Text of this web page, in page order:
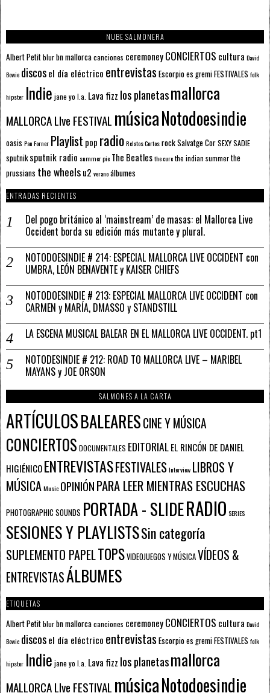
NUBE SALMONERA
Albert Petitblurbn mallorcacanciones ceremoneyCONCIERTOS cultura David
Bowie discosel día eléctrico entrevistas Escorpioes gremiFESTIVALES folk
hipster Indie jane yo l.a. Lava fizz los planetasmallorca
MALLORCA LIve FESTIVAL músicaNotodoesindie
oasis Pau Forner Playlist pop radioRelatos CortosrockSalvatge CorSEXY SADIE
sputnik sputnik radio summer pie The Beatlesthe curethe indian summerthe
prussians the wheelsu2 veranoálbumes
ENTRADAS RECIENTES
Del pogo británico al ‘mainstream’ de masas: el Mallorca Live
Occident borda su edición más mutante y plural.
NOTODOESINDIE # 214: ESPECIAL MALLORCA LIVE OCCIDENT con
UMBRA, LEÓN BENAVENTE y KAISER CHIEFS
NOTODOESINDIE # 213: ESPECIAL MALLORCA LIVE OCCIDENT con
CARMEN y MARÍA, DMASSO y STANDSTILL
LA ESCENA MUSICAL BALEAR EN EL MALLORCA LIVE OCCIDENT. pt1
NOTODESINDIE # 212: ROAD TO MALLORCA LIVE – MARIBEL
MAYANS y JOE ORSON
SALMONES A LA CARTA
ARTÍCULOSBALEARESCINE Y MÚSICA
CONCIERTOS DOCUMENTALES EDITORIALEL RINCÓN DE DANIEL
HIGIÉNICOENTREVISTASFESTIVALESInterview LIBROS Y
MÚSICAMusic OPINIÓNPARA LEER MIENTRAS ESCUCHAS
PHOTOGRAPHIC SOUNDS PORTADA - SLIDERADIO SERIES
SESIONES Y PLAYLISTSSin categoría
SUPLEMENTO PAPELTOPSVIDEOJUEGOS Y MÚSICAVÍDEOS &
ENTREVISTASÁLBUMES
ETIQUETAS
Albert Petitblurbn mallorcacanciones ceremoneyCONCIERTOS cultura David
Bowie discosel día eléctrico entrevistas Escorpioes gremiFESTIVALES folk
hipster Indie jane yo l.a. Lava fizz los planetasmallorca
MALLORCA LIve FESTIVAL músicaNotodoesindie